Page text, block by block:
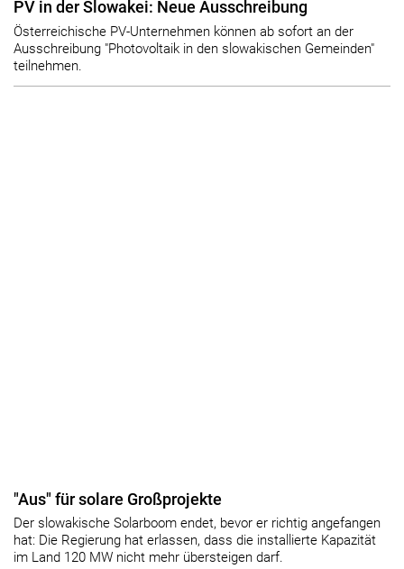
PV in der Slowakei: Neue Ausschreibung
Österreichische PV-Unternehmen können ab sofort an der
Ausschreibung "Photovoltaik in den slowakischen Gemeinden"
teilnehmen.
"Aus" für solare Großprojekte
Der slowakische Solarboom endet, bevor er richtig angefangen
hat: Die Regierung hat erlassen, dass die installierte Kapazität
im Land 120 MW nicht mehr übersteigen darf.